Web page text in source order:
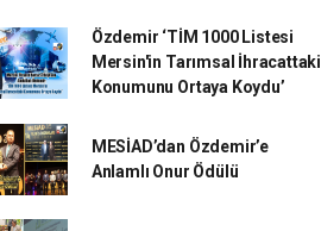
Özdemir ‘TİM 1000 Listesi
Mersin'in Tarımsal İhracattaki
Konumunu Ortaya Koydu’
MESİAD’dan Özdemir’e
Anlamlı Onur Ödülü